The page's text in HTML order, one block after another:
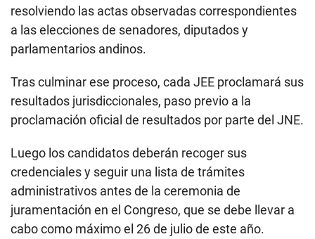
resolviendo las actas observadas correspondientes
a las elecciones de senadores, diputados y
parlamentarios andinos.
Tras culminar ese proceso, cada JEE proclamará sus
resultados jurisdiccionales, paso previo a la
proclamación oficial de resultados por parte del JNE.
Luego los candidatos deberán recoger sus
credenciales y seguir una lista de trámites
administrativos antes de la ceremonia de
juramentación en el Congreso, que se debe llevar a
cabo como máximo el 26 de julio de este año.